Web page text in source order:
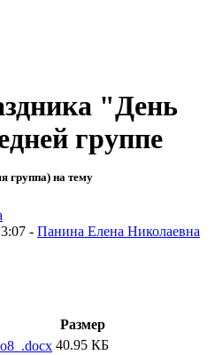
"День
группе
группа) на тему
- Панина Елена Николаевна
Размер
40.95 КБ